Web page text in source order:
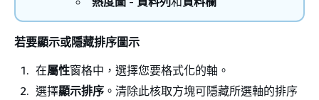
若要顯示或隱藏排序圖示
在屬性窗格中，選擇您要格式化的軸。
選擇顯示排序 。清除此核取方塊可隱藏所選軸的排序